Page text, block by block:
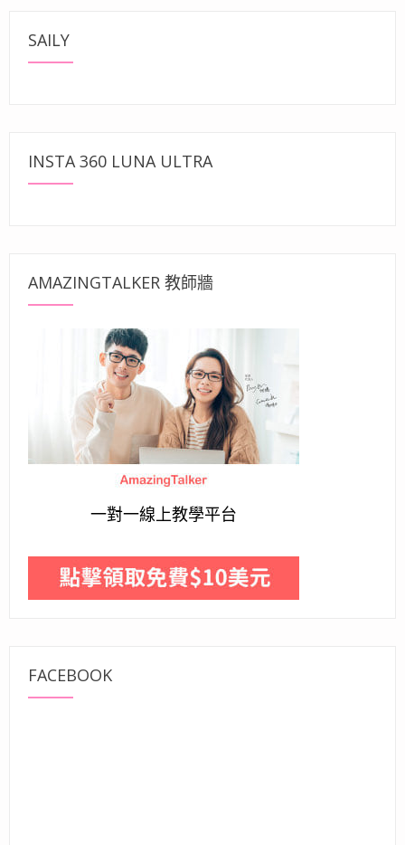
SAILY
INSTA 360 LUNA ULTRA
AMAZINGTALKER 教師牆
一對一線上教學平台
FACEBOOK